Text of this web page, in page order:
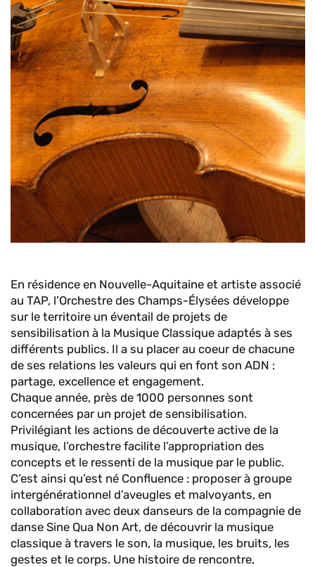
En résidence en Nouvelle-Aquitaine et artiste associé
au TAP, l’Orchestre des Champs-Élysées développe
sur le territoire un éventail de projets de
sensibilisation à la Musique Classique adaptés à ses
différents publics. Il a su placer au coeur de chacune
de ses relations les valeurs qui en font son ADN :
partage, excellence et engagement.
Chaque année, près de 1000 personnes sont
concernées par un projet de sensibilisation.
Privilégiant les actions de découverte active de la
musique, l’orchestre facilite l’appropriation des
concepts et le ressenti de la musique par le public.
C’est ainsi qu’est né Confluence : proposer à groupe
intergénérationnel d’aveugles et malvoyants, en
collaboration avec deux danseurs de la compagnie de
danse Sine Qua Non Art, de découvrir la musique
classique à travers le son, la musique, les bruits, les
gestes et le corps. Une histoire de rencontre,